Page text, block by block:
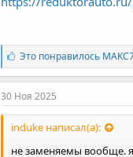
Л
а
й
к
:
Это понравилось
30 Ноя 2025
induke написал(а):
не заменяемы вообще.